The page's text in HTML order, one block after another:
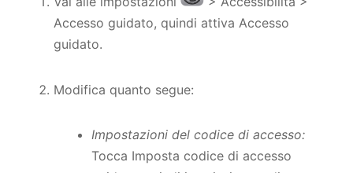
Accesso guidato, quindi attiva Accesso
guidato.
Modifica quanto segue:
Impostazioni del codice di accesso:
Tocca Imposta codice di accesso